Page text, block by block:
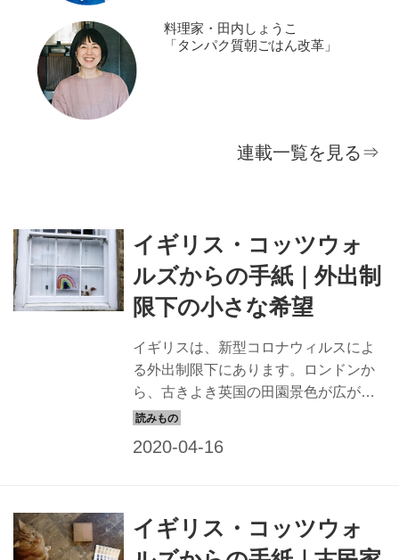
料理家・田内しょうこ
「タンパク質朝ごはん改革」
連載一覧を見る⇒
イギリス・コッツウォ
ルズからの手紙｜外出制
限下の小さな希望
イギリスは、新型コロナウィルスによ
る外出制限下にあります。ロンドンか
ら、古きよき英国の田園景色が広がる
コッツウォルズに移住した、コヅエ・
イギリス・コッツウォ